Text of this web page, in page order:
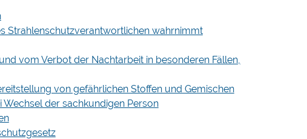
Strahlenschutzverantwortlichen wahrnimmt
vom Verbot der Nachtarbeit in besonderen Fällen,
von gefährlichen Stoffen und Gemischen
der sachkundigen Person